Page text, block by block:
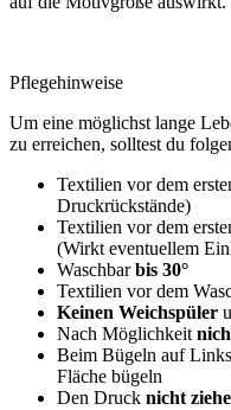
Pflegehinweise
Um eine möglichst lange
zu erreichen, solltest du
Textilien vor dem
Druckrückstände)
Textilien vor dem
(Wirkt eventuellem
Waschbarbis 30°
Textilien vor dem
Keinen Weichspüler
Nach Möglichkeit
Beim Bügeln auf
Fläche bügeln
Den Druck nicht